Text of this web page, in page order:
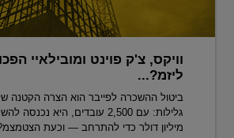
וויקס, צ'ק פוינט ומובילאיי
ליזמ?...
ביטול ההשכרה לפייבר הוא הצרה הקטנה
מיליון דולר כדי להתרחב — וכעת